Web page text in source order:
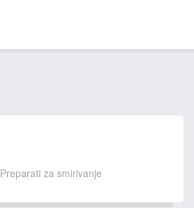
Preparati za smirivanje